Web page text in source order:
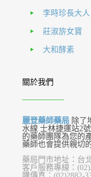
李時珍長大人
莊淑旂女寶
大和酵素
關於我們
麗登藥師藥局 除了
水線 士林捷運站2
的藥師團隊為您的
藥師也會提供親切
藥局門市地址：台
客戶服務專線：